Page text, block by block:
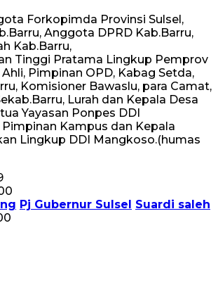
Forkopimda Provinsi Sulsel,
Anggota DPRD Kab.Barru,
Kab.Barru,
Tinggi Pratama Lingkup Pemprov
Ahli, Pimpinan OPD, Kabag Setda,
Komisioner Bawaslu, para Camat,
Lurah dan Kepala Desa
Yayasan Ponpes DDI
Kampus dan Kepala
Lingkup DDI Mangkoso.(humas
Pj Gubernur Sulsel Suardi saleh